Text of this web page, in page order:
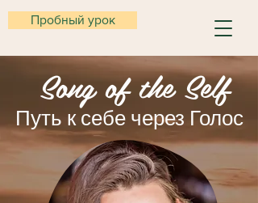
Пробный урок
Song of the Self
Путь к себе через Голос